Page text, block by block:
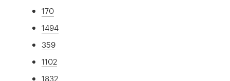
170
1494
359
1102
1832